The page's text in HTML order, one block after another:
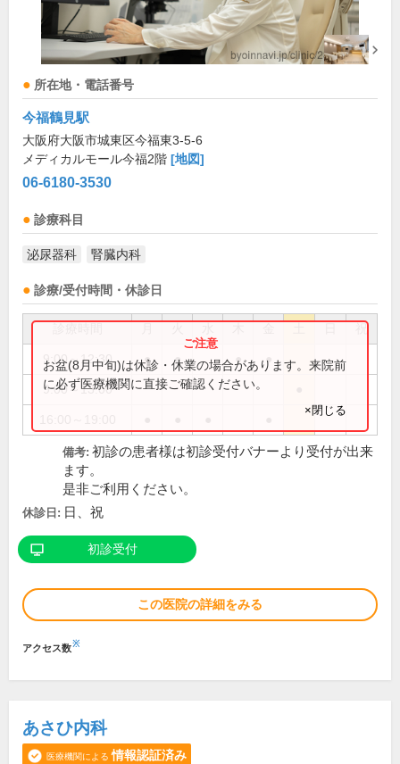
所在地・電話番号
今福鶴見駅
大阪府大阪市城東区今福東3-5-6
メディカルモール今福2階 [地図]
06-6180-3530
診療科目
泌尿器科 腎臓内科
診療/受付時間・休診日
祝
9:00～12:30 ● ● ● ●
9:00～13:00
お盆(8月中旬)は休診・休業の場合があります。来院前
に必ず医療機関に直接ご確認ください。
×閉じる
備考: 初診の患者様は初診受付バナーより受付が出来
ます。
是非ご利用ください。
休診日: 日、祝
初診受付
この医院の詳細をみる
アクセス数※
あさひ内科
医療機関による 情報認証済み